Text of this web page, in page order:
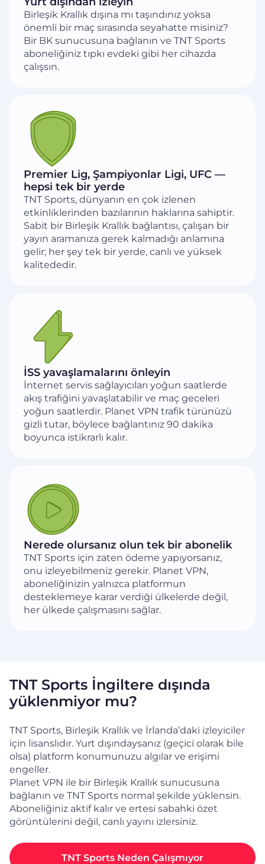
Birleşik Krallık dışına mı taşındınız yoksa
önemli bir maç sırasında seyahatte misiniz?
Bir BK sunucusuna bağlanın ve TNT Sports
aboneliğiniz tıpkı evdeki gibi her cihazda
çalışsın.
Premier Lig, Şampiyonlar Ligi, UFC —
hepsi tek bir yerde
TNT Sports, dünyanın en çok izlenen
etkinliklerinden bazılarının haklarına sahiptir.
Sabit bir Birleşik Krallık bağlantısı, çalışan bir
yayın aramanıza gerek kalmadığı anlamına
gelir; her şey tek bir yerde, canlı ve yüksek
kalitededir.
İSS yavaşlamalarını önleyin
İnternet servis sağlayıcıları yoğun saatlerde
akış trafiğini yavaşlatabilir ve maç geceleri
yoğun saatlerdir. Planet VPN trafik türünüzü
gizli tutar, böylece bağlantınız 90 dakika
boyunca istikrarlı kalır.
Nerede olursanız olun tek bir abonelik
TNT Sports için zaten ödeme yapıyorsanız,
onu izleyebilmeniz gerekir. Planet VPN,
aboneliğinizin yalnızca platformun
desteklemeye karar verdiği ülkelerde değil,
her ülkede çalışmasını sağlar.
TNT Sports İngiltere dışında
yüklenmiyor mu?
TNT Sports, Birleşik Krallık ve İrlanda’daki izleyiciler
için lisanslıdır. Yurt dışındaysanız (geçici olarak bile
olsa) platform konumunuzu algılar ve erişimi
engeller.
Planet VPN ile bir Birleşik Krallık sunucusuna
bağlanın ve TNT Sports normal şekilde yüklensin.
Aboneliğiniz aktif kalır ve ertesi sabahki özet
görüntülerini değil, canlı yayını izlersiniz.
TNT Sports Neden Çalışmıyor